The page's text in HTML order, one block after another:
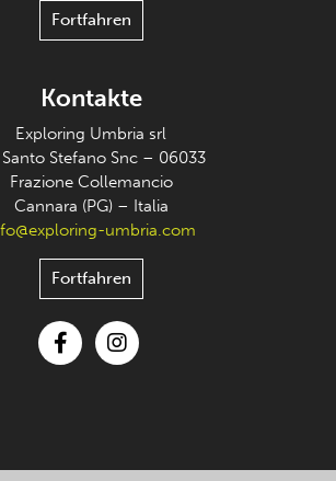
Fortfahren
Kontakte
Exploring Umbria srl
Santo Stefano Snc – 06033
Frazione Collemancio
Cannara (PG) – Italia
umbria.com
Fortfahren